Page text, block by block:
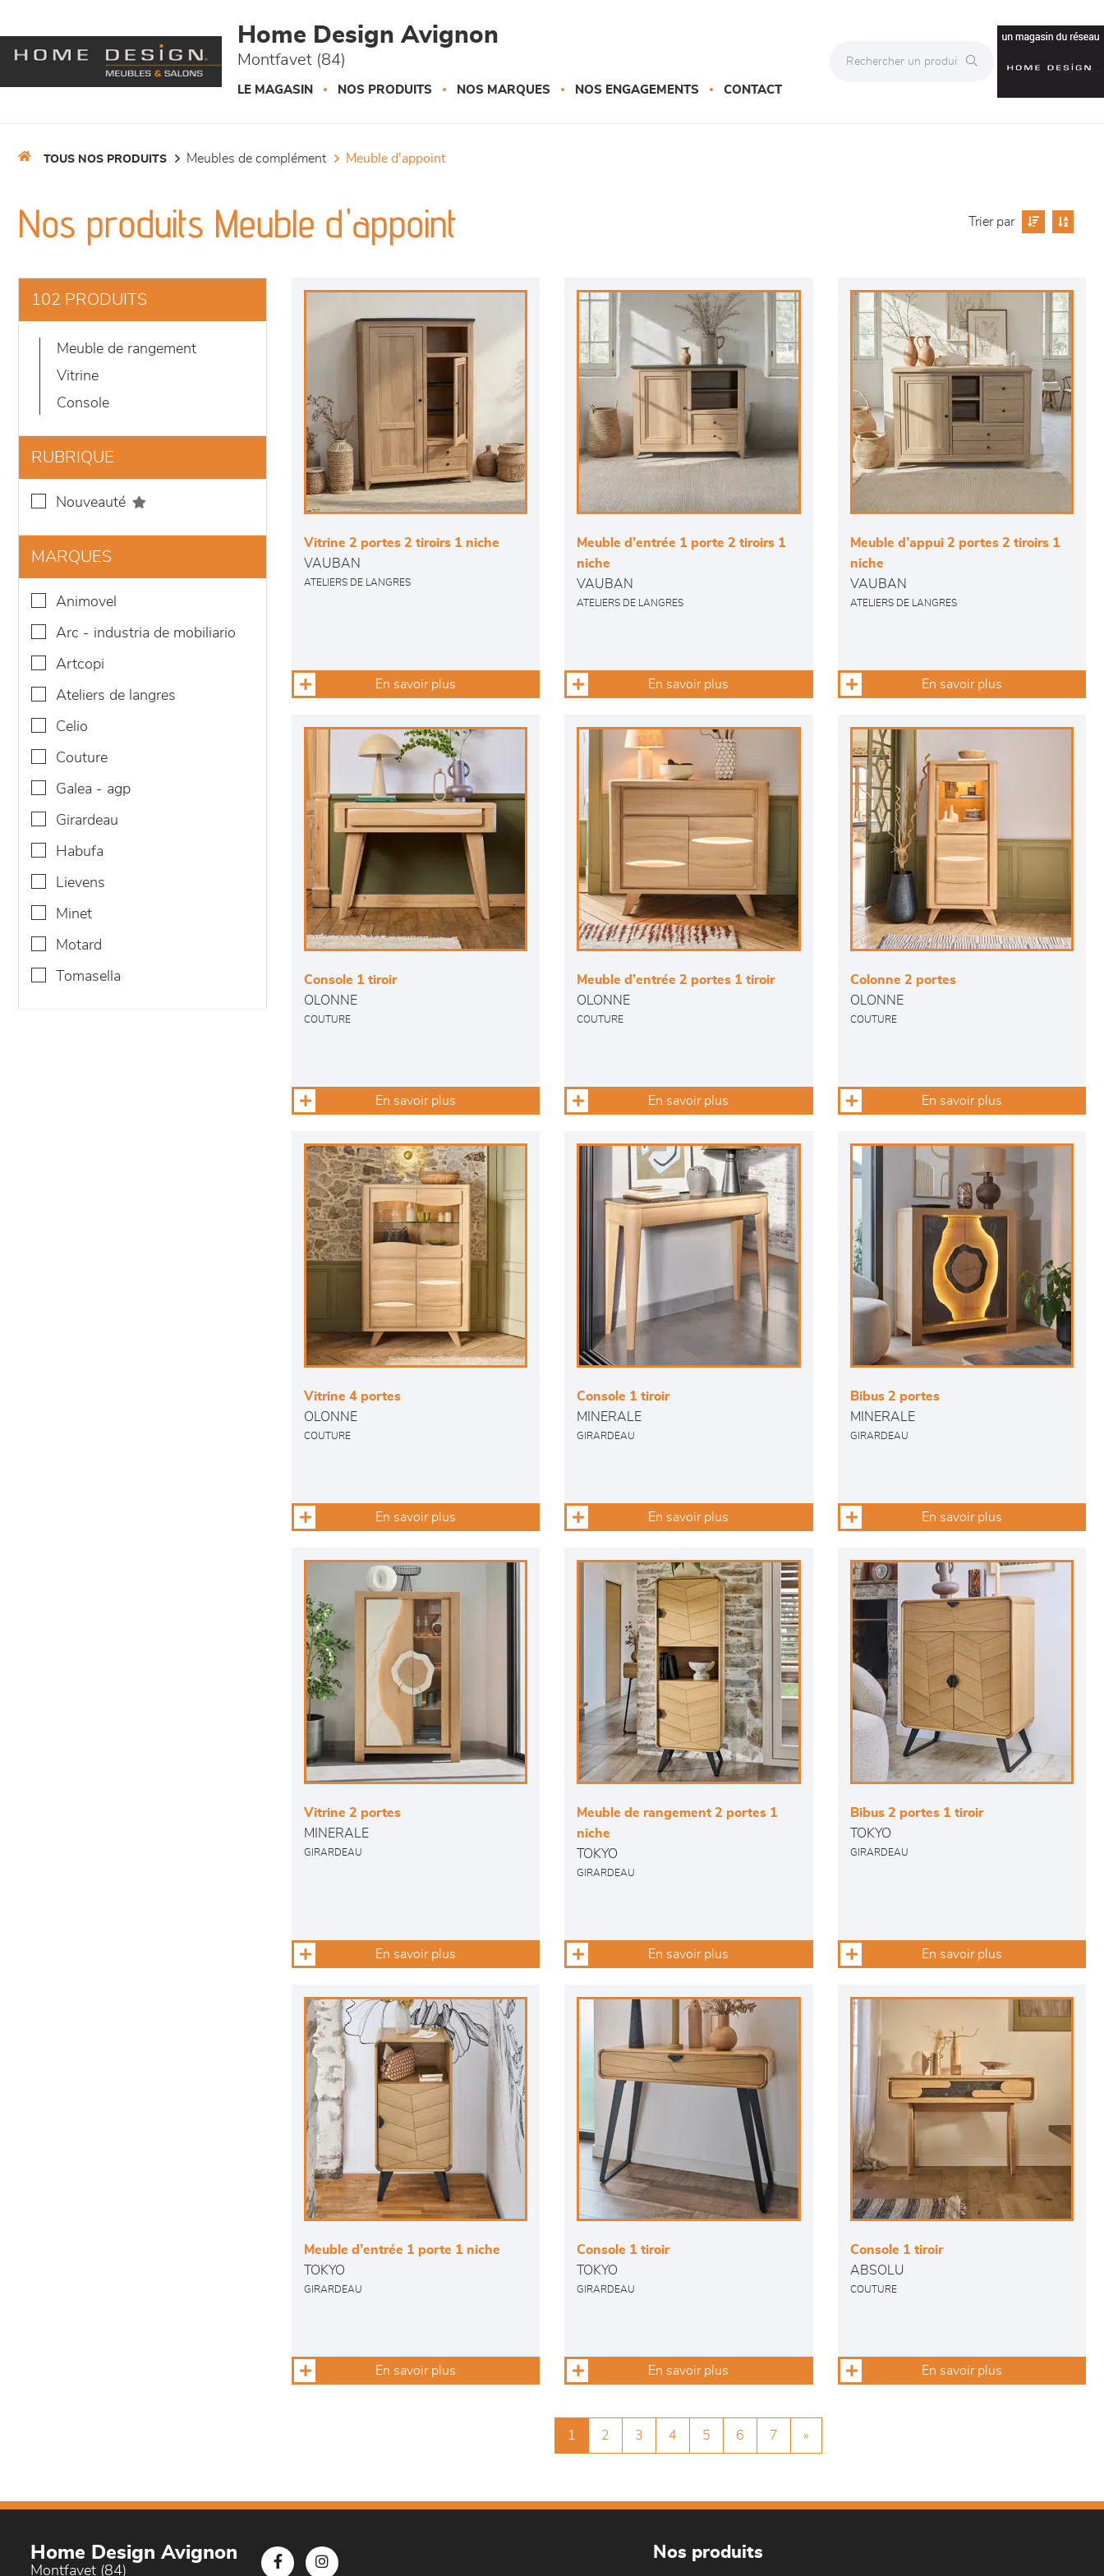
Home Design Avignon
Montfavet (84)
LE MAGASIN NOS PRODUITS NOS MARQUES NOS ENGAGEMENTS CONTACT
TOUS NOS PRODUITS meubles de complément meuble d'appoint
Nos produits Meuble d'appoint Trier par
102 PRODUITS
meuble de rangement
vitrine
console
RUBRIQUE
nouveauté
MARQUES
animovel
arc - industria de mobiliario
artcopi
ateliers de langres
celio
couture
galea - agp
girardeau
habufa
lievens
minet
motard
tomasella
Vitrine 2 portes 2 tiroirs 1 niche
VAUBAN
ATELIERS DE LANGRES
En savoir plus
Meuble d’entrée 1 porte 2 tiroirs 1
niche
VAUBAN
ATELIERS DE LANGRES
En savoir plus
Meuble d’appui 2 portes 2 tiroirs 1
niche
VAUBAN
ATELIERS DE LANGRES
En savoir plus
Console 1 tiroir
OLONNE
COUTURE
En savoir plus
Meuble d’entrée 2 portes 1 tiroir
OLONNE
COUTURE
En savoir plus
Colonne 2 portes
OLONNE
COUTURE
En savoir plus
Vitrine 4 portes
OLONNE
COUTURE
En savoir plus
Console 1 tiroir
MINERALE
GIRARDEAU
En savoir plus
Bibus 2 portes
MINERALE
GIRARDEAU
En savoir plus
Vitrine 2 portes
MINERALE
GIRARDEAU
En savoir plus
Meuble de rangement 2 portes 1
niche
TOKYO
GIRARDEAU
En savoir plus
Bibus 2 portes 1 tiroir
TOKYO
GIRARDEAU
En savoir plus
Meuble d’entrée 1 porte 1 niche
TOKYO
GIRARDEAU
En savoir plus
Console 1 tiroir
TOKYO
GIRARDEAU
En savoir plus
Console 1 tiroir
ABSOLU
COUTURE
En savoir plus
1 2 3 4 5 6 7 »
Home Design Avignon
Montfavet (84)
Nos produits